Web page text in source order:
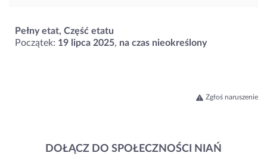
Pełny etat, Część etatu
Początek: 19 lipca 2025, na czas nieokreślony
Zgłoś naruszenie
DOŁĄCZ DO SPOŁECZNOŚCI NIAŃ